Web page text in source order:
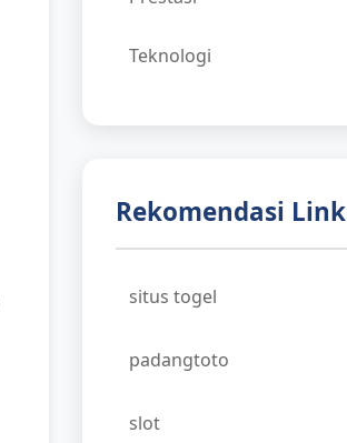
Teknologi
Rekomendasi Link
situs togel
padangtoto
slot